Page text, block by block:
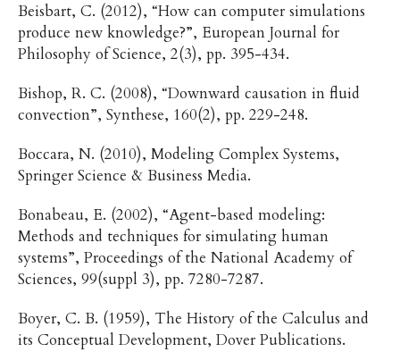
Beisbart, C. (2012), “How can computer simulations
produce new knowledge?”, European Journal for
Philosophy of Science, 2(3), pp. 395-434.
Bishop, R. C. (2008), “Downward causation in fluid
convection”, Synthese, 160(2), pp. 229-248.
Boccara, N. (2010), Modeling Complex Systems,
Springer Science & Business Media.
Bonabeau, E. (2002), “Agent-based modeling:
Methods and techniques for simulating human
systems”, Proceedings of the National Academy of
Sciences, 99(suppl 3), pp. 7280-7287.
Boyer, C. B. (1959), The History of the Calculus and
its Conceptual Development, Dover Publications.